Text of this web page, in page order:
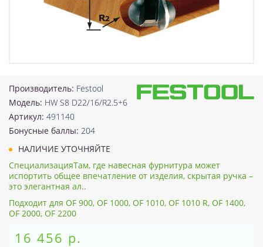
Производитель: Festool
Модель: HW S8 D22/16/R2.5+6
Артикул: 491140
Бонусные баллы: 204
НАЛИЧИЕ УТОЧНЯЙТЕ
СпециализацияТам, где навесная фурнитура может
испортить общее впечатление от изделия, скрытая ручка –
это элегантная ал..
Подходит для OF 900, OF 1000, OF 1010, OF 1010 R, OF 1400,
OF 2000, OF 2200
16 456 р.